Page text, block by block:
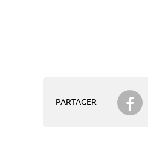
PARTAGER